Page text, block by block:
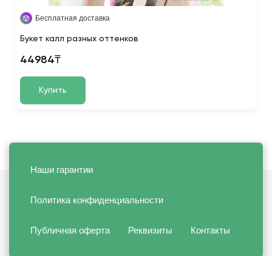
Бесплатная доставка
Букет калл разных оттенков
44984₸
Купить
Наши гарантии
Политика конфиденциальности
Публичная оферта Реквизиты Контакты